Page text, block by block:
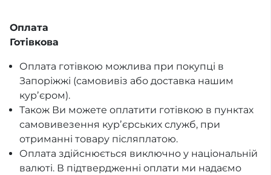
Оплата
Готівкова
Оплата готівкою можлива при покупці в
Запоріжжі (самовивіз або доставка нашим
курʼєром).
Також Ви можете оплатити готівкою в пунктах
самовивезення курʼєрських служб, при
отриманні товару післяплатою.
Оплата здійснюється виключно у національній
валюті. В підтвердженні оплати ми надаємо